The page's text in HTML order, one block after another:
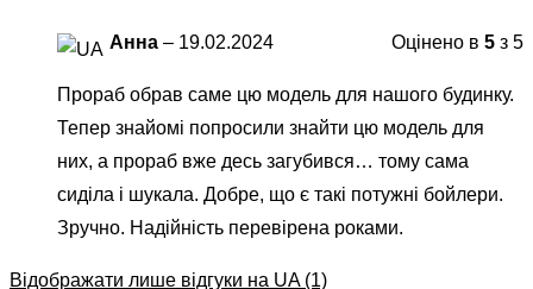
Оцінено в 5 з 5
Анна – 19.02.2024
Прораб обрав саме цю модель для нашого будинку.
Тепер знайомі попросили знайти цю модель для
них, а прораб вже десь загубився… тому сама
сиділа і шукала. Добре, що є такі потужні бойлери.
Зручно. Надійність перевірена роками.
Відображати лише відгуки на UA (1)